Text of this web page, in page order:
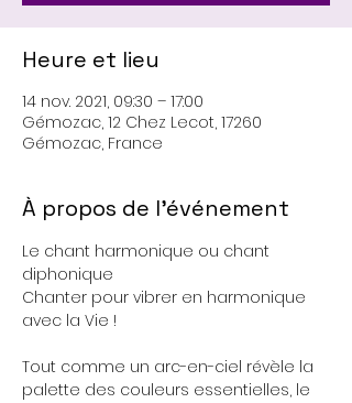
Heure et lieu
14 nov. 2021, 09:30 – 17:00
Gémozac, 12 Chez Lecot, 17260
Gémozac, France
À propos de l'événement
Le chant harmonique ou chant
diphonique
​Chanter pour vibrer en harmonique
Tout comme un arc-en-ciel révèle la
palette des couleurs essentielles, le